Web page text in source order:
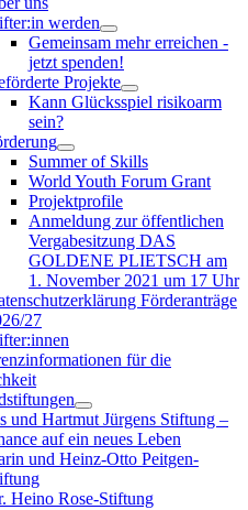
werden
Gemeinsam mehr erreichen -
jetzt spenden!
Projekte
Kann Glücksspiel risikoarm
sein?
Summer of Skills
World Youth Forum Grant
Projektprofile
Anmeldung zur öffentlichen
Vergabesitzung DAS
GOLDENE PLIETSCH am
1. November 2021 um 17 Uhr
Förderanträge
27
für die
und Hartmut Jürgens Stiftung –
auf ein neues Leben
und Heinz-Otto Peitgen-
Heino Rose-Stiftung